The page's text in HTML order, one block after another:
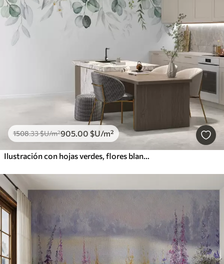
1508.33$U/m²905.00 $U/m²
Ilustración con hojas verdes, flores blancas, peonía y ramas